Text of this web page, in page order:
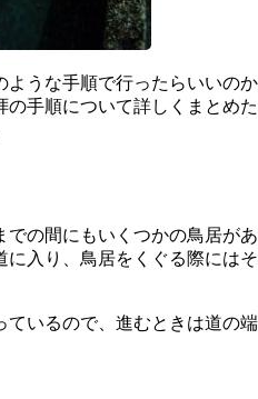
うな手順で行ったらいいの
手順について詳しくまとめ
の間にもいくつかの鳥居があ
入り、鳥居をくぐる際には
いるので、進むときは道の